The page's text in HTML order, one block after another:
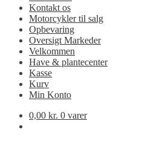
Kontakt os
Motorcykler til salg
Opbevaring
Oversigt Markeder
Velkommen
Have & plantecenter
Kasse
Kurv
Min Konto
0,00 kr. 0 varer